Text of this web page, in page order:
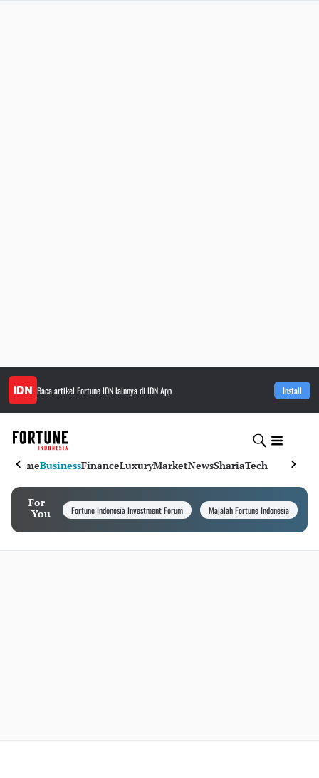
Baca artikel Fortune IDNlainnya di IDN App Install
HomeBusinessFinanceLuxuryMarketNewsShariaTech
For
You
Fortune Indonesia Investment Forum Majalah Fortune Indonesia